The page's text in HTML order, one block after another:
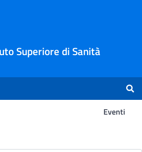
Superiore di Sanità
Eventi
Ricerca -